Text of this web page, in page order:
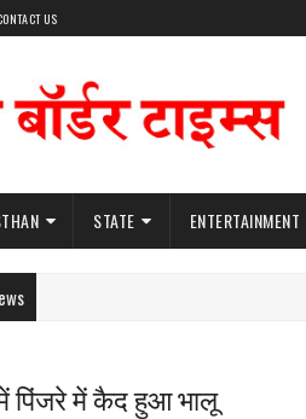
US
STATE ENTERTAINMENT
पिंजरे में कैद हुआ भालू